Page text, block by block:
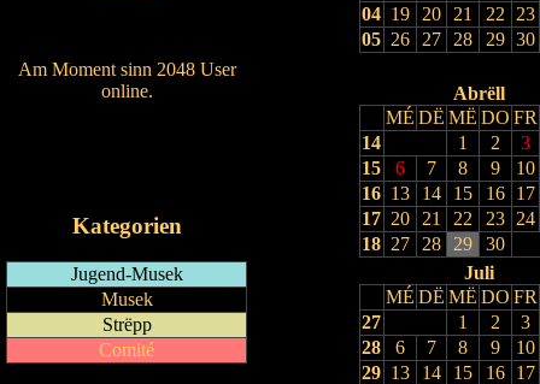
Am Moment sinn 2048 User
online.
Kategorien
Jugend-Musek
Musek
Strëpp
Comité
04 19 20 21 22
23
05 26 27 28 29 30
Abrëll
MÉ DË MË DO FR
14
1 2
3
15
6 7 8 9
10
16 13 14 15 16
17
17 20 21 22 23
24
18 27 28 29
30
Juli
MÉ DË MË DO FR
27
1 2
3
28
6 7 8 9
10
29 13 14 15 16
17